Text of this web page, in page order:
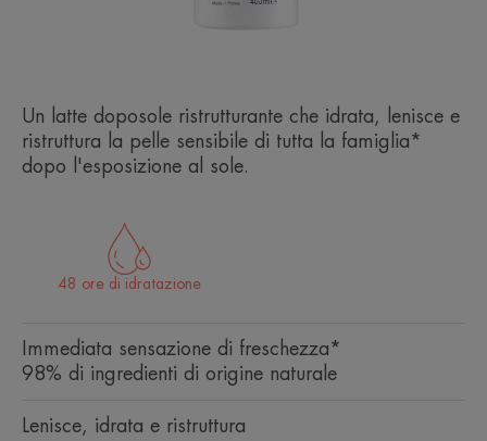
Un latte doposole ristrutturante che idrata, lenisce e
ristruttura la pelle sensibile di tutta la famiglia*
dopo l'esposizione al sole.
48 ore di idratazione
Immediata sensazione di freschezza*
98% di ingredienti di origine naturale
Lenisce, idrata e ristruttura